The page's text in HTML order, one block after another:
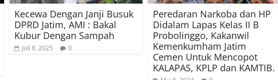
Kecewa Dengan Janji Busuk
DPRD Jatim, AMI : Bakal
Kubur Dengan Sampah
Juli 8, 2025 0
Peredaran Narkoba dan HP
Didalam Lapas Kelas II B
Probolinggo, Kakanwil
Kemenkumham Jatim
Cemen Untuk Mencopot
KALAPAS, KPLP dan KAMTIB.